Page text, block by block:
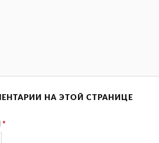
НА ЭТОЙ СТРАНИЦЕ
*